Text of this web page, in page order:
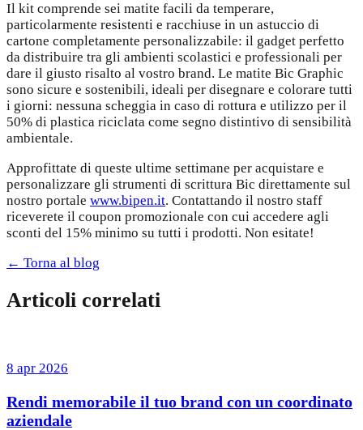
Il kit comprende sei matite facili da temperare,
particolarmente resistenti e racchiuse in un astuccio di
cartone completamente personalizzabile: il gadget perfetto
da distribuire tra gli ambienti scolastici e professionali per
dare il giusto risalto al vostro brand. Le matite Bic Graphic
sono sicure e sostenibili, ideali per disegnare e colorare tutti
i giorni: nessuna scheggia in caso di rottura e utilizzo per il
50% di plastica riciclata come segno distintivo di sensibilità
ambientale.
Approfittate di queste ultime settimane per acquistare e
personalizzare gli strumenti di scrittura Bic direttamente sul
nostro portale www.bipen.it. Contattando il nostro staff
riceverete il coupon promozionale con cui accedere agli
sconti del 15% minimo su tutti i prodotti. Non esitate!
← Torna al blog
Articoli correlati
8 apr 2026
Rendi memorabile il tuo brand con un coordinato
aziendale